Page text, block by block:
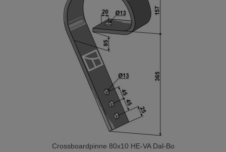
Crossboardpinne 80x10 HE-VA Dal-Bo